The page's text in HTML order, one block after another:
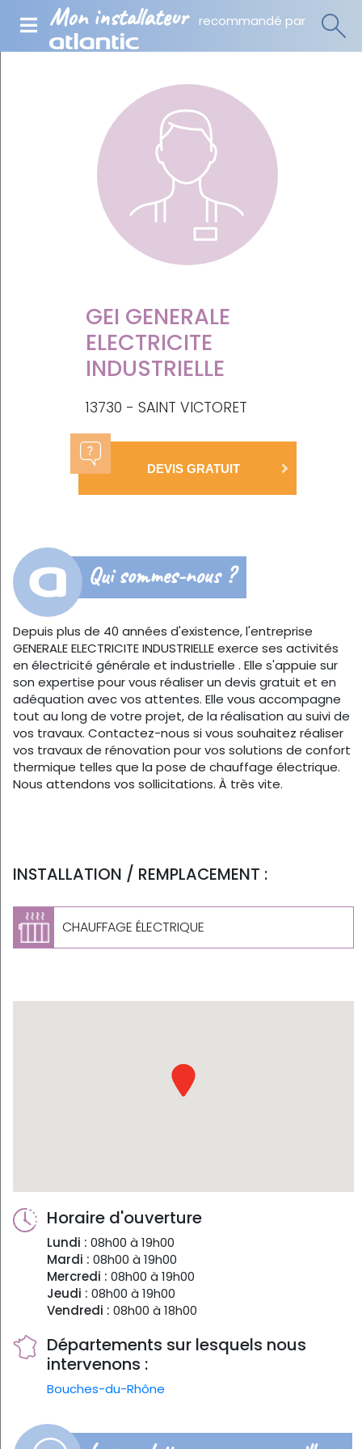
Mon installateur recommandé par
GEI GENERALE
ELECTRICITE
INDUSTRIELLE
13730 - SAINT VICTORET
DEVIS GRATUIT
Qui sommes-nous ?
Depuis plus de 40 années d'existence, l'entreprise
GENERALE ELECTRICITE INDUSTRIELLE exerce ses activités
en électricité générale et industrielle . Elle s'appuie sur
son expertise pour vous réaliser un devis gratuit et en
adéquation avec vos attentes. Elle vous accompagne
tout au long de votre projet, de la réalisation au suivi de
vos travaux. Contactez-nous si vous souhaitez réaliser
vos travaux de rénovation pour vos solutions de confort
thermique telles que la pose de chauffage électrique.
Nous attendons vos sollicitations. À très vite.
INSTALLATION / REMPLACEMENT :
CHAUFFAGE ÉLECTRIQUE
Horaire d'ouverture
Lundi : 08h00 à 19h00
Mardi : 08h00 à 19h00
Mercredi : 08h00 à 19h00
Jeudi : 08h00 à 19h00
Vendredi : 08h00 à 18h00
Départements sur lesquels nous
intervenons :
Bouches-du-Rhône